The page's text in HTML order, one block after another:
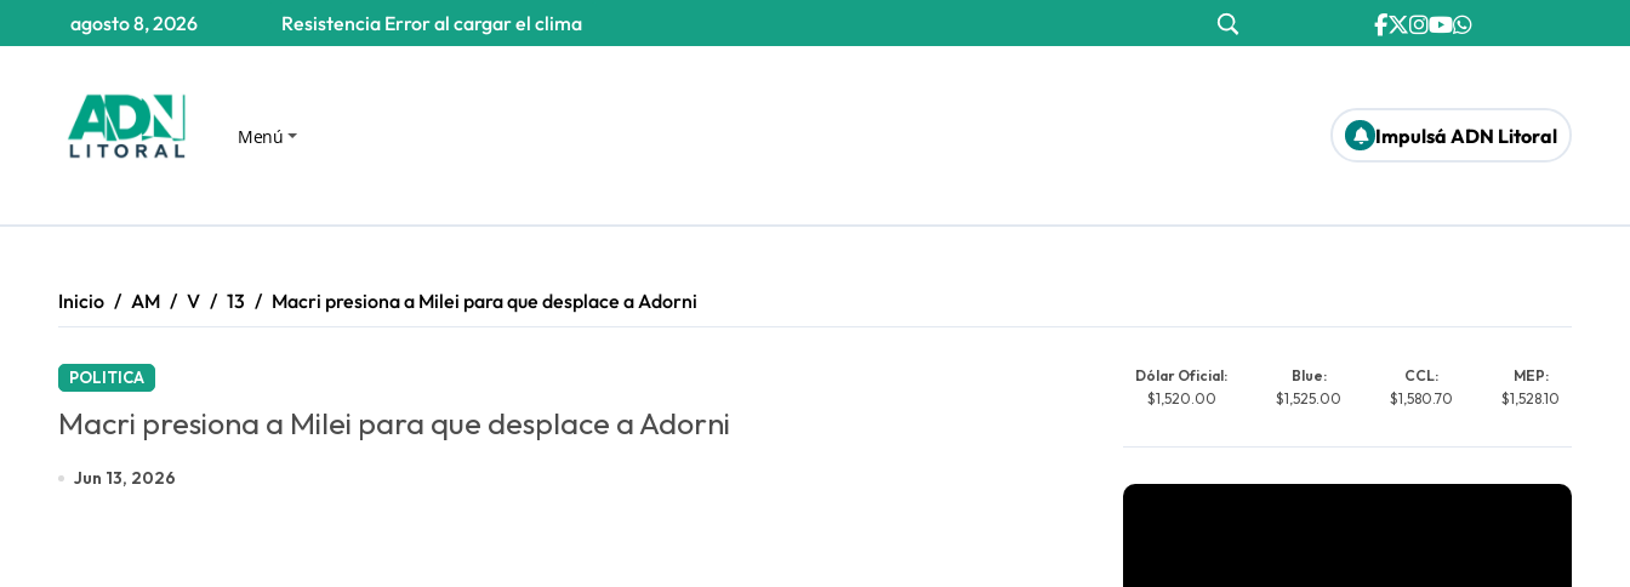
Resistencia Error al cargar el clima
agosto 8, 2026
Menú Impulsá ADN Litoral
Inicio AM V 13 Macri presiona a Milei para que desplace a Adorni
POLITICA
Macri presiona a Milei para que desplace a Adorni
Jun 13, 2026
Dólar Oficial:
$1,520.00
Blue:
$1,525.00
CCL:
$1,580.70
MEP:
$1,528.10